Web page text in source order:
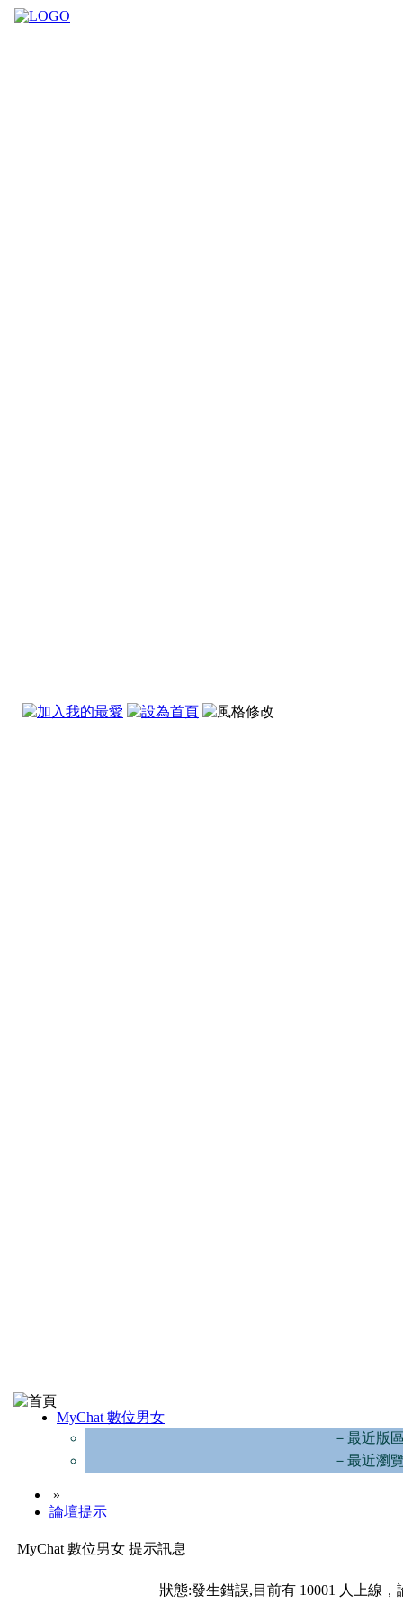
MyChat 數位男女
－最近版
－最近瀏
»
論壇提示
MyChat 數位男女 提示訊息
狀態:發生錯誤,目前有 10001 人上線